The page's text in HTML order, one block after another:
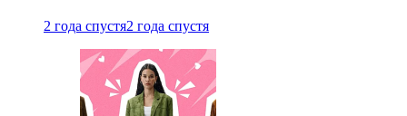
2 года спустя2 года спустя